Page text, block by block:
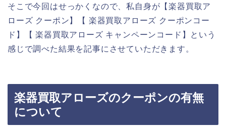
そこで今回はせっかくなので、私自身が【楽器買取ア
ローズ クーポン】【 楽器買取アローズ クーポンコー
ド】【 楽器買取アローズ キャンペーンコード】という
感じで調べた結果を記事にさせていただきます。
楽器買取アローズのクーポンの有無
について